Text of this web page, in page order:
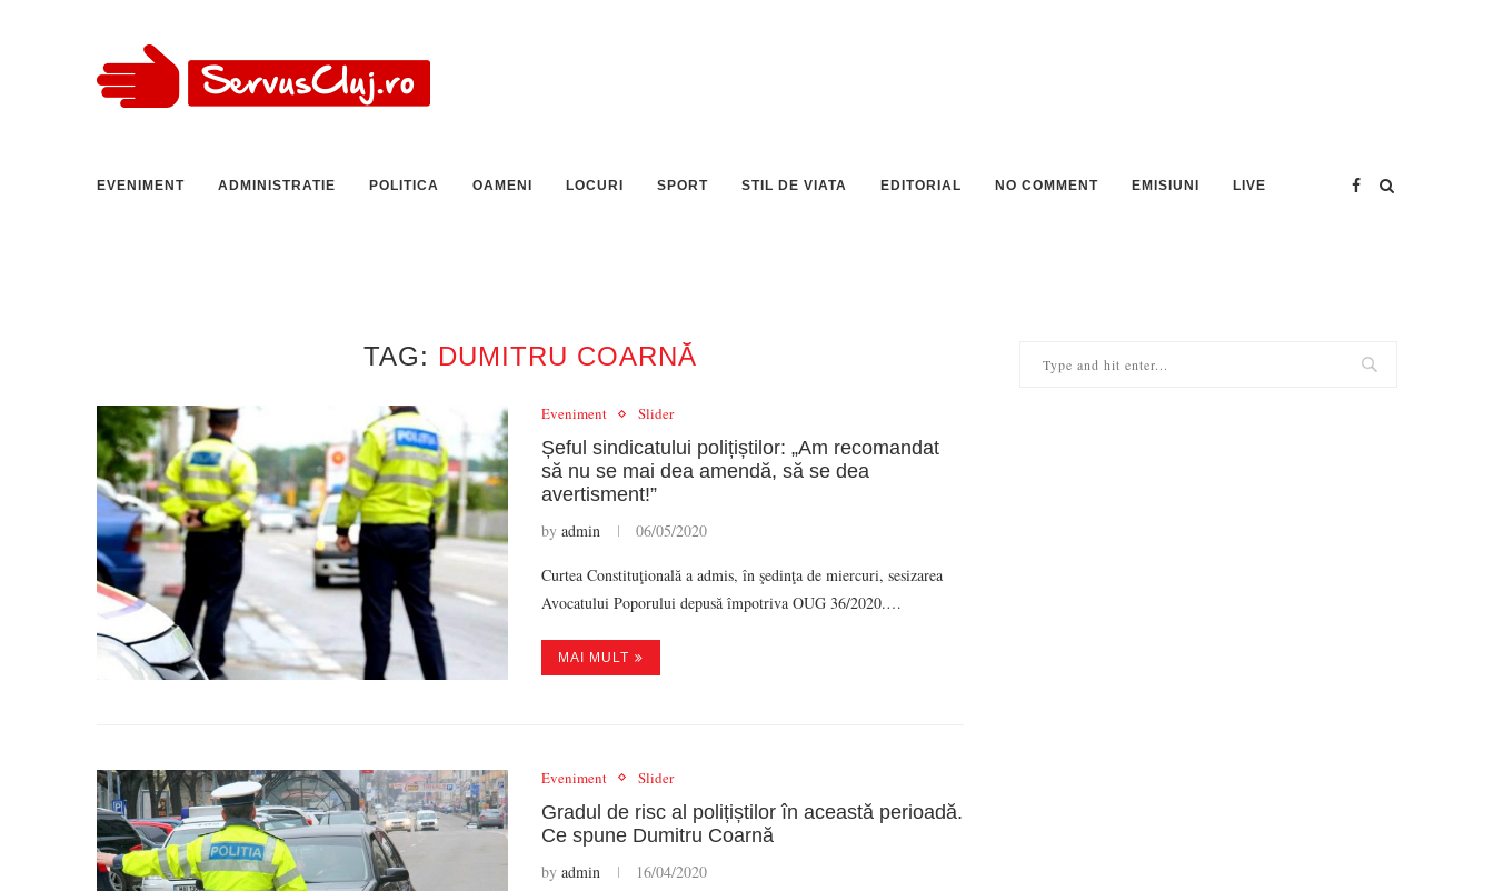
EVENIMENT ADMINISTRATIE POLITICA OAMENI LOCURI SPORT STIL DE VIATA EDITORIAL NO COMMENT EMISIUNI LIVE
TAG: DUMITRU COARNĂ
Eveniment Slider
Șeful sindicatului polițiștilor: „Am recomandat
să nu se mai dea amendă, să se dea
avertisment!”
by admin 06/05/2020
Curtea Constituţională a admis, în şedinţa de miercuri, sesizarea
Avocatului Poporului depusă împotriva OUG 36/2020.…
MAI MULT
Eveniment Slider
Gradul de risc al polițiștilor în această perioadă.
Ce spune Dumitru Coarnă
by admin 16/04/2020